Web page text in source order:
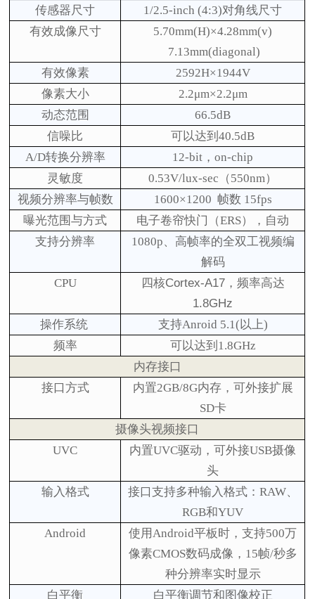
传感器尺寸
1/2.5-inch (4:3)对角线尺寸
有效成像尺寸
5.70mm(H)×4.28mm(v)
7.13mm(diagonal)
有效像素
2592H×1944V
像素大小
2.2μm×2.2μm
动态范围
66.5dB
信噪比
可以达到40.5dB
A/D转换分辨率
12-bit，on-chip
灵敏度
0.53V/lux-sec（550nm）
视频分辨率与帧数
1600×1200 帧数 15fps
曝光范围与方式
电子卷帘快门（ERS），自动
支持分辨率
1080p、 高帧率的全双工视频编
解码
CPU
四核Cortex-A17，频率高达
1.8GHz
操作系统
支持Anroid 5.1(以上)
频率
可以达到1.8GHz
内存接口
接口方式
内置2GB/8G内存， 可外接扩展
SD卡
摄像头视频接口
UVC
内置UVC驱动，可外接USB摄像
头
输入格式
接口支持多种输入格式： RAW、
RGB和YUV
Android
使用Android平板时，支持500万
像素CMOS数码成像，15帧/秒多
种分辨率实时显示
白平衡
白平衡调节和图像校正